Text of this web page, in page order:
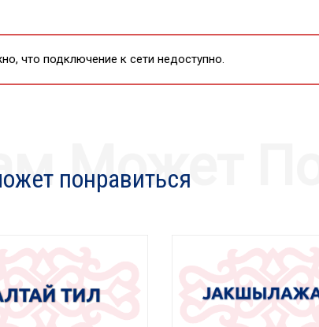
что подключение к сети недоступно.
понравиться
Может